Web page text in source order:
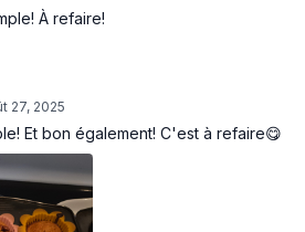
À refaire!
27, 2025
Et bon également! C'est à refaire😋